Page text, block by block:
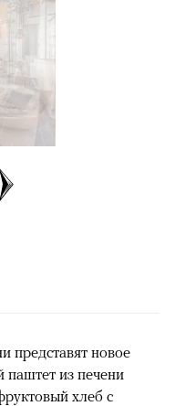
представят новое
из печени
хлеб с